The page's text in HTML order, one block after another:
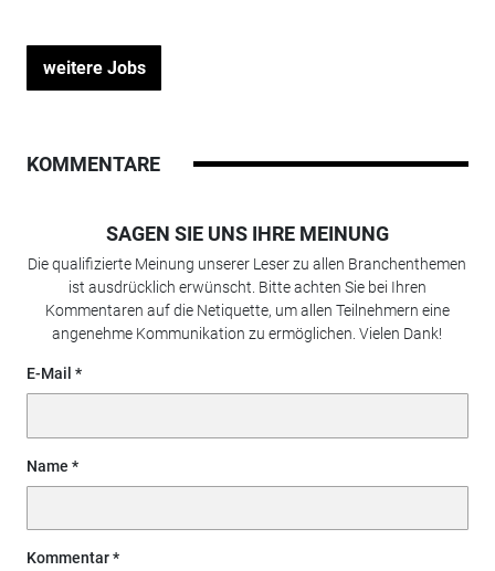
weitere Jobs
KOMMENTARE
SAGEN SIE UNS IHRE MEINUNG
Die qualifizierte Meinung unserer Leser zu allen Branchenthemen
ist ausdrücklich erwünscht. Bitte achten Sie bei Ihren
Kommentaren auf die Netiquette, um allen Teilnehmern eine
angenehme Kommunikation zu ermöglichen. Vielen Dank!
E-Mail
Name
Kommentar